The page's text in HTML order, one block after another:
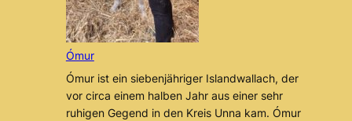
Ómur
Ómur ist ein siebenjähriger Islandwallach, der
vor circa einem halben Jahr aus einer sehr
ruhigen Gegend in den Kreis Unna kam. Ómur